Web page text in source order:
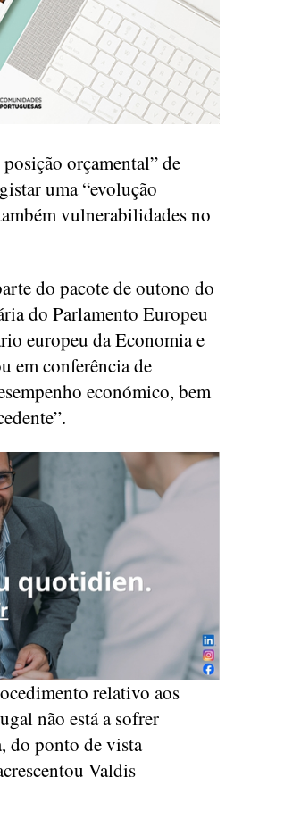
orçamental” de
uma “evolução
vulnerabilidades no
do pacote de outono do
do Parlamento Europeu
europeu da Economia e
em conferência de
económico, bem
relativo aos
não está a sofrer
do ponto de vista
Valdis